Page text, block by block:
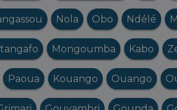
Nola Obo Ndélé
Mongoumba Kabo
Paoua Kouango Ouango